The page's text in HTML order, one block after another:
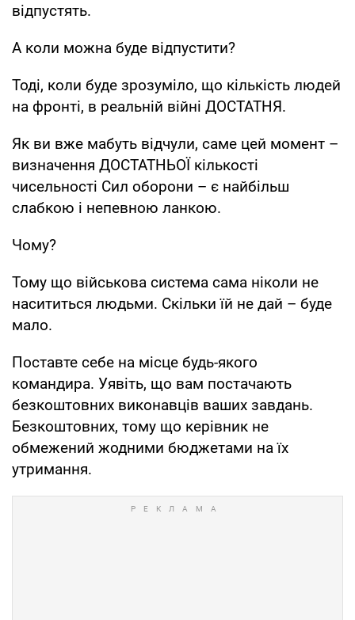
відпустять.
А коли можна буде відпустити?
Тоді, коли буде зрозуміло, що кількість людей
на фронті, в реальній війні ДОСТАТНЯ.
Як ви вже мабуть відчули, саме цей момент –
визначення ДОСТАТНЬОЇ кількості
чисельності Сил оборони – є найбільш
слабкою і непевною ланкою.
Чому?
Тому що військова система сама ніколи не
насититься людьми. Скільки їй не дай – буде
мало.
Поставте себе на місце будь-якого
командира. Уявіть, що вам постачають
безкоштовних виконавців ваших завдань.
Безкоштовних, тому що керівник не
обмежений жодними бюджетами на їх
утримання.